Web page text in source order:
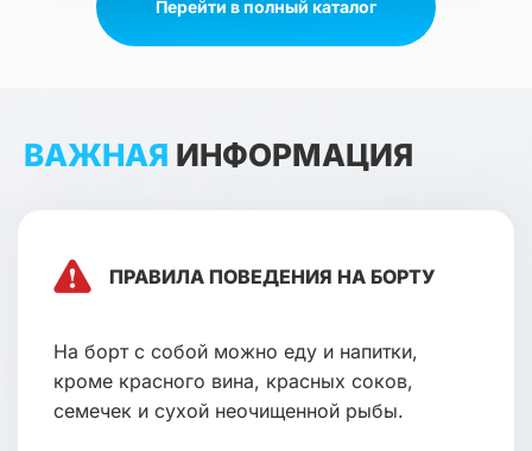
Перейти в полный каталог
ВАЖНАЯ ИНФОРМАЦИЯ
ПРАВИЛА ПОВЕДЕНИЯ НА БОРТУ
На борт с собой можно еду и напитки,
кроме красного вина, красных соков,
семечек и сухой неочищенной рыбы.